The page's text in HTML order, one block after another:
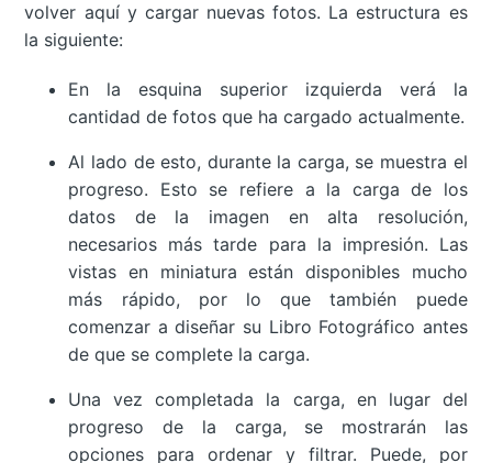
volver aquí y cargar nuevas fotos. La estructura es
la siguiente:
En la esquina superior izquierda verá la
cantidad de fotos que ha cargado actualmente.
Al lado de esto, durante la carga, se muestra el
progreso. Esto se refiere a la carga de los
datos de la imagen en alta resolución,
necesarios más tarde para la impresión. Las
vistas en miniatura están disponibles mucho
más rápido, por lo que también puede
comenzar a diseñar su Libro Fotográfico antes
de que se complete la carga.
Una vez completada la carga, en lugar del
progreso de la carga, se mostrarán las
opciones para ordenar y filtrar. Puede, por